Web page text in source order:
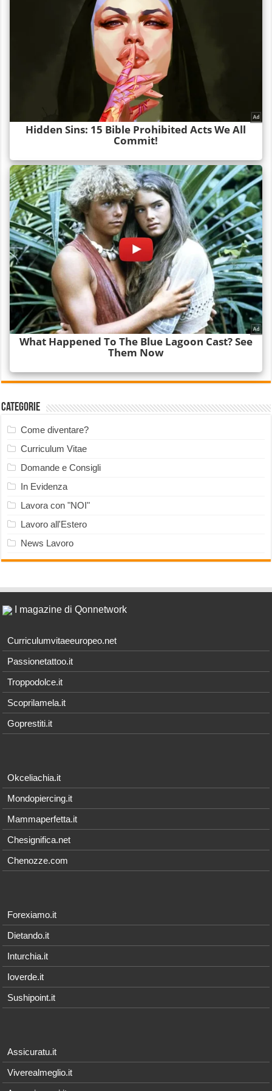
Categorie
Come diventare?
Curriculum Vitae
Domande e Consigli
In Evidenza
Lavora con "NOI"
Lavoro all'Estero
News Lavoro
I magazine di Qonnetwork
Curriculumvitaeeuropeo.net
Passionetattoo.it
Troppodolce.it
Scoprilamela.it
Goprestiti.it
Okceliachia.it
Mondopiercing.it
Mammaperfetta.it
Chesignifica.net
Chenozze.com
Forexiamo.it
Dietando.it
Inturchia.it
Ioverde.it
Sushipoint.it
Assicuratu.it
Viverealmeglio.it